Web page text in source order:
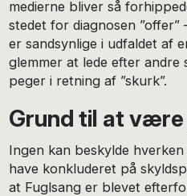
medierne bliver så
stedet for diagnosen ”offer”
er sandsynlige i udfaldet af
glemmer at lede efter andre
peger i retning af ”skurk”.
Grund til at
Ingen kan beskylde
have konkluderet på
at Fuglsang er blevet